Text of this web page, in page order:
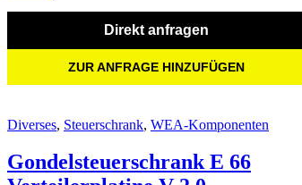
Direkt anfragen
ZUR ANFRAGE HINZUFÜGEN
Diverses, Steuerschrank, WEA-Komponenten
Gondelsteuerschrank E 66